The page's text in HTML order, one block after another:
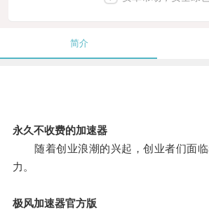
简介
永久不收费的加速器
随着创业浪潮的兴起，创业者们面临
力。
极风加速器官方版